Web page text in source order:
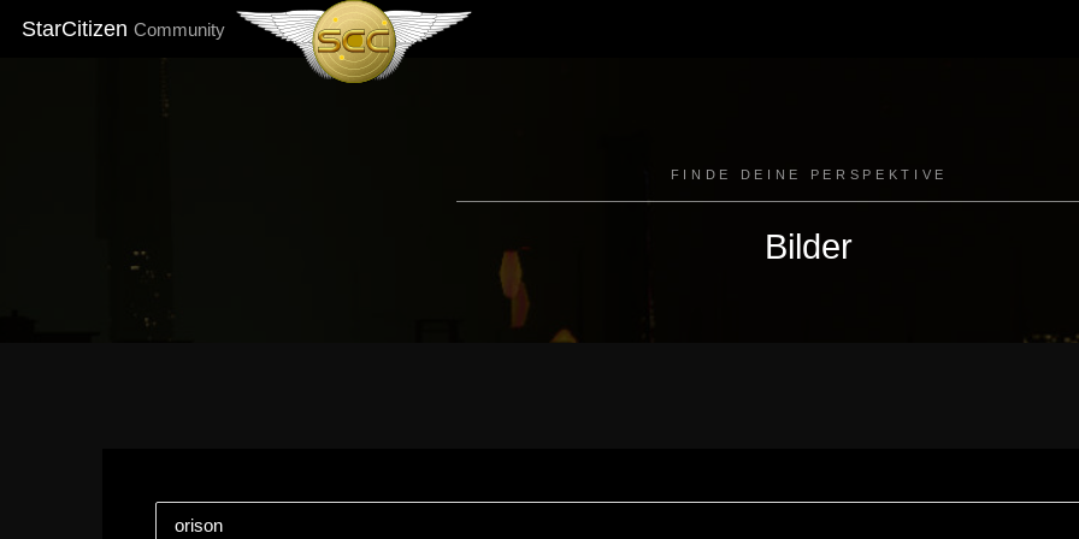
StarCitizenCommunity
FINDE DEINE PERSPEKTIVE
Bilder